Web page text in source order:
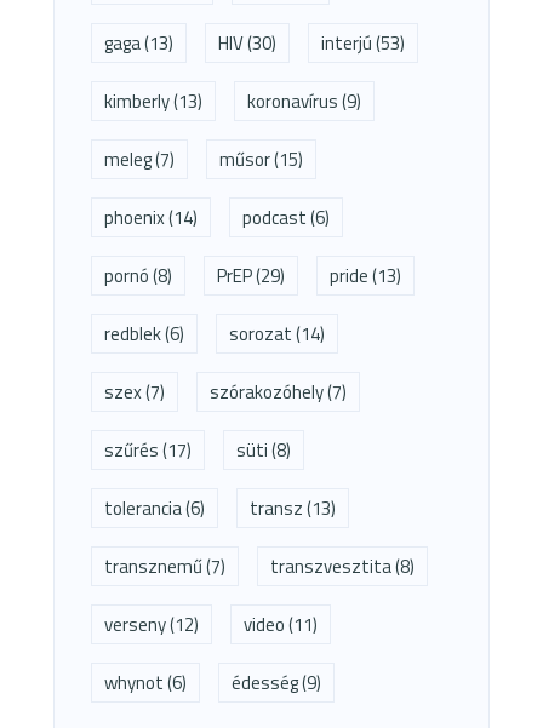
gaga(13) HIV(30) interjú(53)
kimberly(13) koronavírus(9)
meleg(7) műsor(15)
phoenix(14) podcast(6)
pornó(8) PrEP(29) pride(13)
redblek(6) sorozat(14)
szex(7) szórakozóhely(7)
szűrés(17) süti(8)
tolerancia(6) transz(13)
transznemű(7) transzvesztita(8)
verseny(12) video(11)
whynot(6) édesség(9)